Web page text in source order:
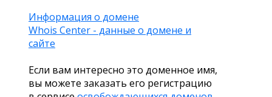
Информация о домене
Whois Center - данные о домене и
сайте
Если вам интересно это доменное имя,
вы можете заказать его регистрацию